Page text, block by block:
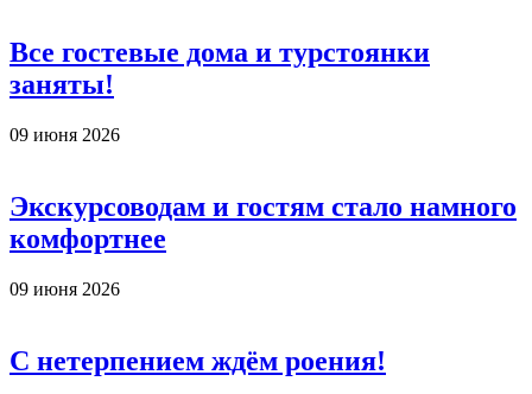
Все гостевые дома и турстоянки
заняты!
09 июня 2026
Экскурсоводам и гостям стало намного
комфортнее
09 июня 2026
С нетерпением ждём роения!